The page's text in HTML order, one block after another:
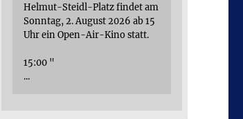
Helmut-Steidl-Platz findet am
Sonntag, 2. August 2026 ab 15
Uhr ein Open-Air-Kino statt.
15:00 "
...